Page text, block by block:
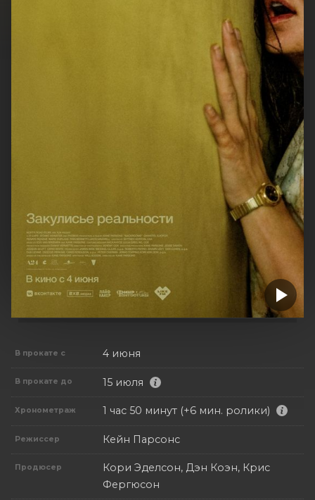
В прокате с 4 июня
В прокате до 15 июля
Хронометраж 1 час 50 минут (+6 мин. ролики)
Режиссер Кейн Парсонс
Продюсер
Кори Эделсон, Дэн Коэн, Крис
Фергюсон